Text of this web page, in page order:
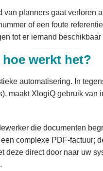
van planners gaat verloren
of een foute
tot er iemand
werkt het?
automatisering. In
maakt XlogiQ gebruik
die documenten
complexe PDF-factuur;
deze direct door naar uw